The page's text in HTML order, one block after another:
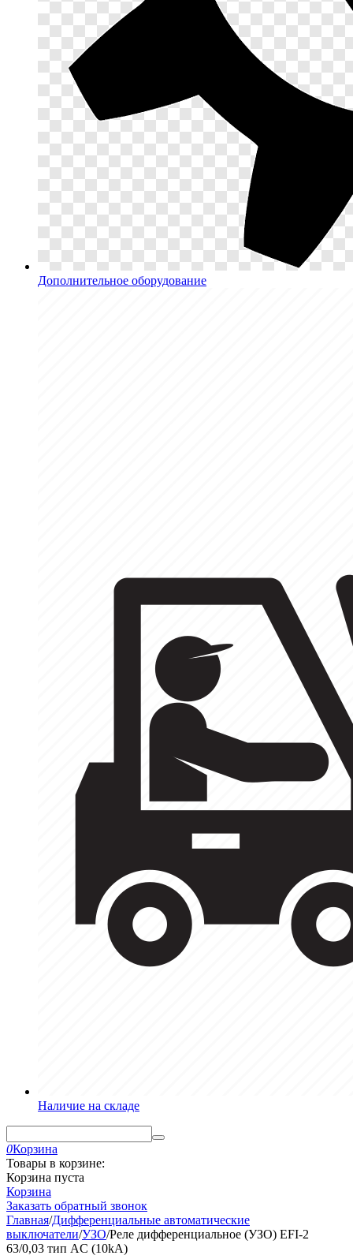
Дополнительное оборудование
Наличие на складе
0Корзина
Товары в корзине:
Корзина пуста
Корзина
Заказать обратный звонок
Главная/Дифференциальные автоматические
выключатели/УЗО/Реле дифференциальное (УЗО) EFI-2
63/0,03 тип AC (10kA)